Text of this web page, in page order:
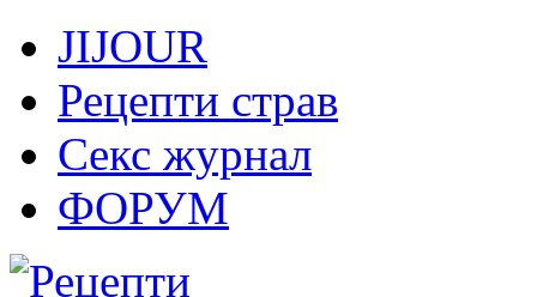
JIJOUR
Рецепти страв
Секс журнал
ФОРУМ